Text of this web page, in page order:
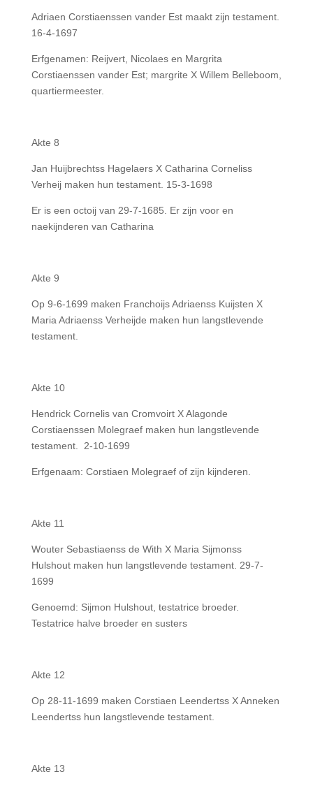
Adriaen Corstiaenssen vander Est maakt zijn testament.
16-4-1697
Erfgenamen: Reijvert, Nicolaes en Margrita
Corstiaenssen vander Est; margrite X Willem Belleboom,
quartiermeester.
Akte 8
Jan Huijbrechtss Hagelaers X Catharina Corneliss
Verheij maken hun testament. 15-3-1698
Er is een octoij van 29-7-1685. Er zijn voor en
naekijnderen van Catharina
Akte 9
Op 9-6-1699 maken Franchoijs Adriaenss Kuijsten X
Maria Adriaenss Verheijde maken hun langstlevende
testament.
Akte 10
Hendrick Cornelis van Cromvoirt X Alagonde
Corstiaenssen Molegraef maken hun langstlevende
testament. 2-10-1699
Erfgenaam: Corstiaen Molegraef of zijn kijnderen.
Akte 11
Wouter Sebastiaenss de With X Maria Sijmonss
Hulshout maken hun langstlevende testament. 29-7-
1699
Genoemd: Sijmon Hulshout, testatrice broeder.
Testatrice halve broeder en susters
Akte 12
Op 28-11-1699 maken Corstiaen Leendertss X Anneken
Leendertss hun langstlevende testament.
Akte 13